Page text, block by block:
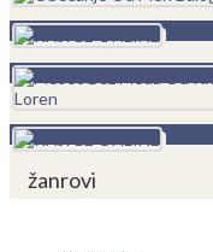
žanrovi